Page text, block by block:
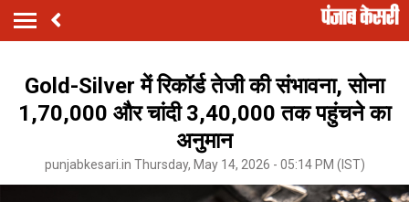
Gold-Silver में रिकॉर्ड तेजी की संभावना, सोना
₹1,70,000 और चांदी ₹3,40,000 तक पहुंचने का
अनुमान
punjabkesari.in Thursday, May 14, 2026 - 05:14 PM (IST)